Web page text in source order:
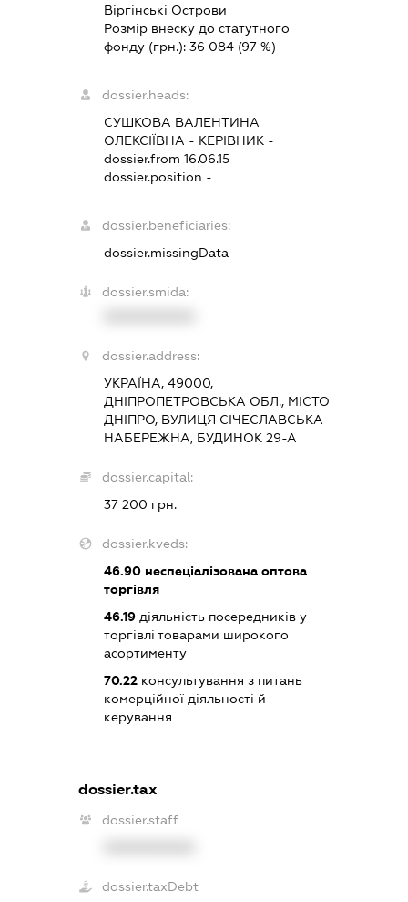
Віргінські Острови
Розмір внеску до статутного
фонду (грн.): 36 084(97 %)
dossier.heads:
СУШКОВА ВАЛЕНТИНА
ОЛЕКСІЇВНА - КЕРІВНИК -
dossier.from 16.06.15
dossier.position -
dossier.beneficiaries:
dossier.missingData
dossier.smida:
dossier.address:
УКРАЇНА, 49000,
ДНІПРОПЕТРОВСЬКА ОБЛ., МІСТО
ДНІПРО, ВУЛИЦЯ СІЧЕСЛАВСЬКА
НАБЕРЕЖНА, БУДИНОК 29-А
dossier.capital:
37 200 грн.
dossier.kveds:
46.90неспеціалізована оптова
торгівля
46.19діяльність посередників у
торгівлі товарами широкого
асортименту
70.22консультування з питань
комерційної діяльності й
керування
dossier.tax
dossier.staff
dossier.taxDebt